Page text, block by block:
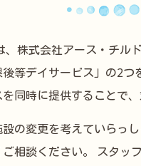
、株式会社アース・チル
後等デイサービス」の2
同時に提供することで
の変更を考えていらっ
相談ください。 スタッ